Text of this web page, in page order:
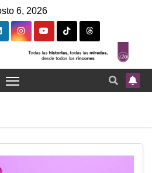
6, 2026